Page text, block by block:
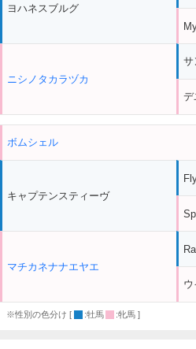
ヨハネスブルグ
ニシノタカラヅカ
サ
デ
ボムシェル
キャプテンスティーヴ
マチカネナナエヤエ
ウ
※性別の色分け [ :牡馬 :牝馬 ]